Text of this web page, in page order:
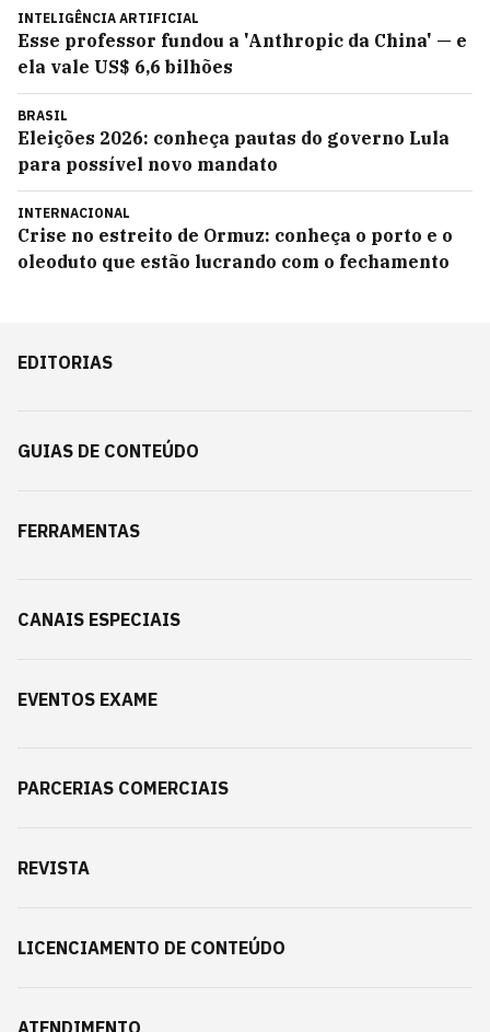
INTELIGÊNCIA ARTIFICIAL
Esse professor fundou a 'Anthropic da China' — e
ela vale US$ 6,6 bilhões
BRASIL
Eleições 2026: conheça pautas do governo Lula
para possível novo mandato
INTERNACIONAL
Crise no estreito de Ormuz: conheça o porto e o
oleoduto que estão lucrando com o fechamento
EDITORIAS
GUIAS DE CONTEÚDO
FERRAMENTAS
CANAIS ESPECIAIS
EVENTOS EXAME
PARCERIAS COMERCIAIS
REVISTA
LICENCIAMENTO DE CONTEÚDO
ATENDIMENTO